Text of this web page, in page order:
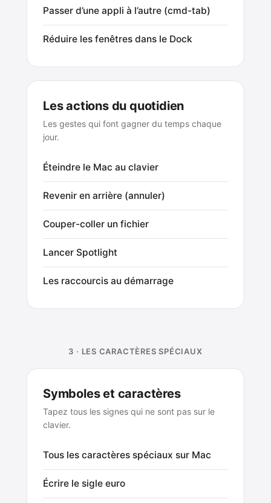
Passer d’une appli à l’autre (cmd-tab)
Réduire les fenêtres dans le Dock
Les actions du quotidien
Les gestes qui font gagner du temps chaque
jour.
Éteindre le Mac au clavier
Revenir en arrière (annuler)
Couper-coller un fichier
Lancer Spotlight
Les raccourcis au démarrage
3 · LES CARACTÈRES SPÉCIAUX
Symboles et caractères
Tapez tous les signes qui ne sont pas sur le
clavier.
Tous les caractères spéciaux sur Mac
Écrire le sigle euro